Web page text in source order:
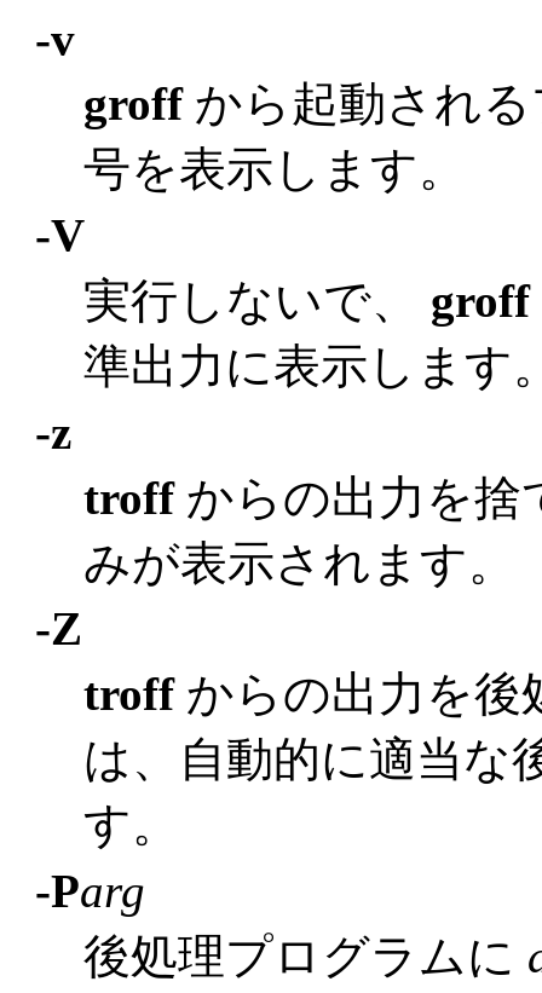
-v
groffから起動され
号を表示します。
-V
実行しないで、 groff
準出力に表示します
-z
troffからの出力を捨
みが表示されます。
-Z
troffからの出力を後
は、自動的に適当な
す。
-Parg
後処理プログラムに